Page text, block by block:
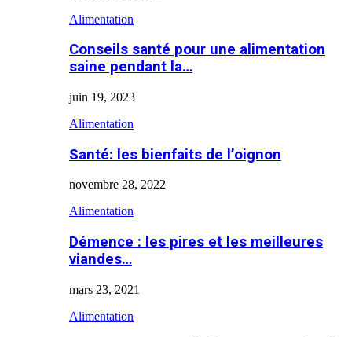
Alimentation
Conseils santé pour une alimentation
saine pendant la…
juin 19, 2023
Alimentation
Santé: les bienfaits de l’oignon
novembre 28, 2022
Alimentation
Démence : les pires et les meilleures
viandes…
mars 23, 2021
Alimentation